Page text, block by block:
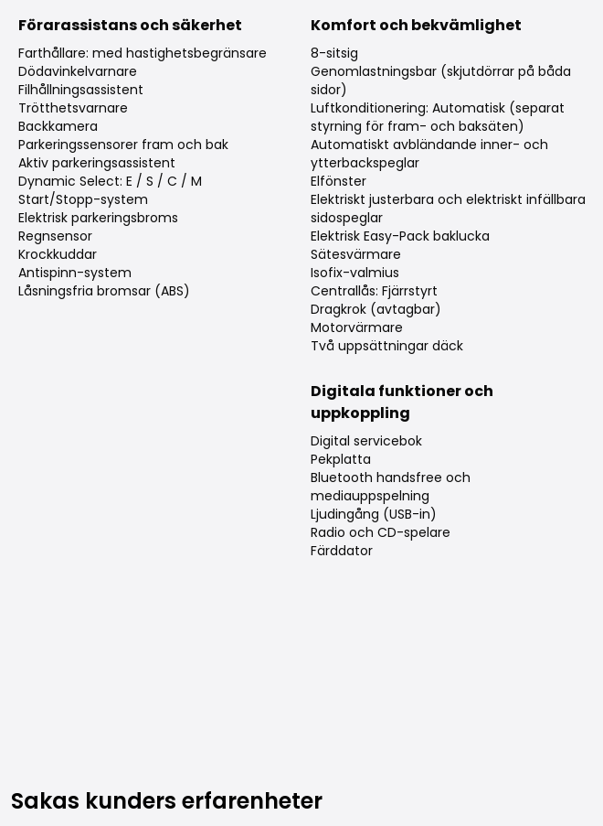
Förarassistans och säkerhet
Farthållare: med hastighetsbegränsare
Dödavinkelvarnare
Filhållningsassistent
Trötthetsvarnare
Backkamera
Parkeringssensorer fram och bak
Aktiv parkeringsassistent
Dynamic Select: E / S / C / M
Start/Stopp-system
Elektrisk parkeringsbroms
Regnsensor
Krockkuddar
Antispinn-system
Låsningsfria bromsar (ABS)
Komfort och bekvämlighet
8-sitsig
Genomlastningsbar (skjutdörrar på båda
sidor)
Luftkonditionering: Automatisk (separat
styrning för fram- och baksäten)
Automatiskt avbländande inner- och
ytterbackspeglar
Elfönster
Elektriskt justerbara och elektriskt infällbara
sidospeglar
Elektrisk Easy-Pack baklucka
Sätesvärmare
Isofix-valmius
Centrallås: Fjärrstyrt
Dragkrok (avtagbar)
Motorvärmare
Två uppsättningar däck
Digitala funktioner och
uppkoppling
Digital servicebok
Pekplatta
Bluetooth handsfree och
mediauppspelning
Ljudingång (USB-in)
Radio och CD-spelare
Färddator
Sakas kunders erfarenheter